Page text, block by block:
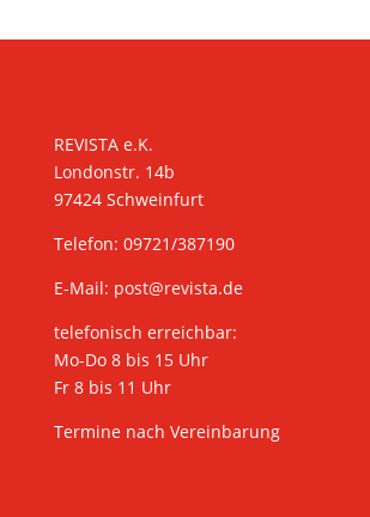
REVISTA e.K.
Londonstr. 14b
97424 Schweinfurt
Telefon: 09721/387190
E-Mail: post@revista.de
telefonisch erreichbar:
Mo-Do 8 bis 15 Uhr
Fr 8 bis 11 Uhr
Termine nach Vereinbarung